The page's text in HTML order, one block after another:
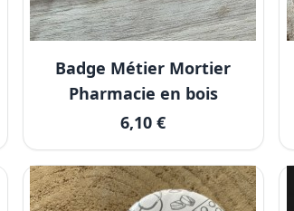
Badge Métier Mortier
Pharmacie en bois
6,10 €